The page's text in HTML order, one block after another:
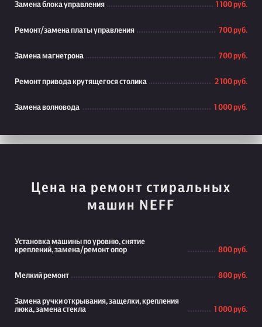
Замена блока управления 1 100 руб.
Ремонт/замена платы управления 700 руб.
Замена магнетрона 700 руб.
Ремонт привода крутящегося столика 2 100 руб.
Замена волновода 1 000 руб.
Цена на ремонт стиральных
машин NEFF
Установка машины по уровню, снятие
креплений, замена/ремонт опор
800 руб.
Мелкий ремонт 800 руб.
Замена ручки открывания, защелки, крепления
люка, замена стекла
1 000 руб.